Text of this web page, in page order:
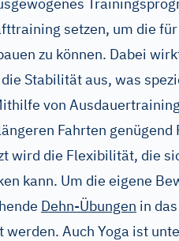
setzen, um die
zu können. Dabei
Stabilität aus, was
von
Fahrten genügend
wird die Flexibilität, die
kann. Um die eigene
Dehn-Übungen in das
Auch Yoga ist